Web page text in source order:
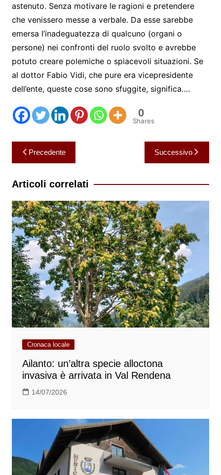
astenuto. Senza motivare le ragioni e pretendere
che venissero messe a verbale. Da esse sarebbe
emersa l’inadeguatezza di qualcuno (organi o
persone) nei confronti del ruolo svolto e avrebbe
potuto creare polemiche o spiacevoli situazioni. Se
al dottor Fabio Vidi, che pure era vicepresidente
dell’ente, queste cose sono sfuggite, significa….
0
Shares
Navigazione
articoli
Precedente Successivo
Articoli correlati
Cronaca locale
Ailanto: un’altra specie alloctona
invasiva è arrivata in Val Rendena
14/07/2026